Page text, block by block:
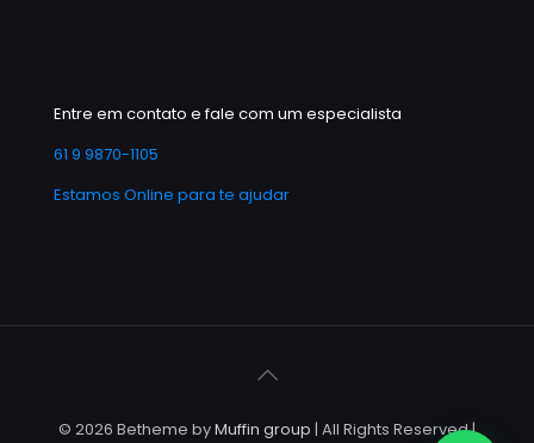
Entre em contato e fale com um especialista
61 9 9870-1105
Estamos Online para te ajudar
© 2026 Betheme byMuffin group | All Rights Reserved |